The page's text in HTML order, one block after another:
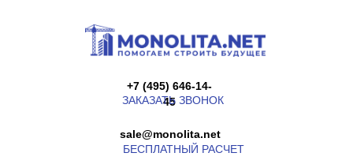
г. Москва, улица Хабарова,
45
ЗАКАЗАТЬ ЗВОНОК
БЕСПЛАТНЫЙ РАСЧЕТ